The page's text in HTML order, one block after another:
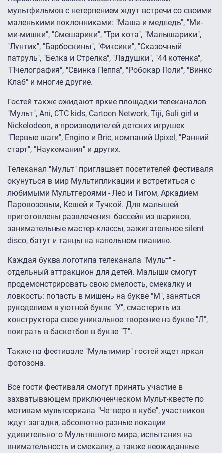
мультфильмов с нетерпением ждут встречи со своими
маленькими поклонниками: "Маша и медведь", "Ми-
ми-мишки", "Смешарики", "Три кота", "Малышарики",
"Лунтик", "Барбоскины", "Фиксики", "Сказочный
патруль", "Белка и Стрелка", "Ладушки", "44 котенка",
"Пчелография", "Свинка Пеппа", "Робокар Поли", "Винкс
Клаб" и многие другие.
Гостей также ожидают яркие площадки телеканалов
"Мульт", Ani, СТС kids, Cartoon Network, Tiji, Guli girl и
Nickelodeon, и производителей детских игрушек
"Первые шаги", Engino и Brio, компаний Upixel, "Ранний
старт", "Наукомания" и других.
Телеканал "Мульт" приглашает посетителей фестиваля
окунуться в мир Мультипликации и встретиться с
любимыми Мультгероями - Лео и Тигом, Аркадием
Паровозовым, Кешей и Тучкой. Для малышей
приготовлены развлечения: бассейн из шариков,
занимательные мастер-классы, зажигательное silent
disco, батут и танцы на напольном пианино.
Каждая буква логотипа телеканала "Мульт" -
отдельный аттракцион для детей. Малыши смогут
продемонстрировать свою смелость, смекалку и
ловкость: попасть в мишень на букве "М", заняться
рукоделием в уютной букве "У", смастерить из
конструктора свое уникальное творение на букве "Л",
поиграть в баскетбол в букве "Т".
Также на фестивале "Мультимир" гостей ждет яркая
фотозона.
Все гости фестиваля смогут принять участие в
захватывающем приключенческом Мульт-квесте по
мотивам мультсериала "Четверо в кубе", участников
ждут загадки, абсолютно разные локации
удивительного Мультяшного мира, испытания на
внимательность и смекалку, а также неожиданные